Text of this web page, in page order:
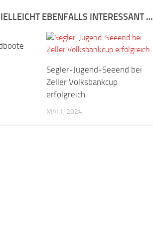
EBENFALLS INTERESSANT …
Segler-Jugend-Seeend bei
Zeller Volksbankcup
erfolgreich
MAI 1, 2024